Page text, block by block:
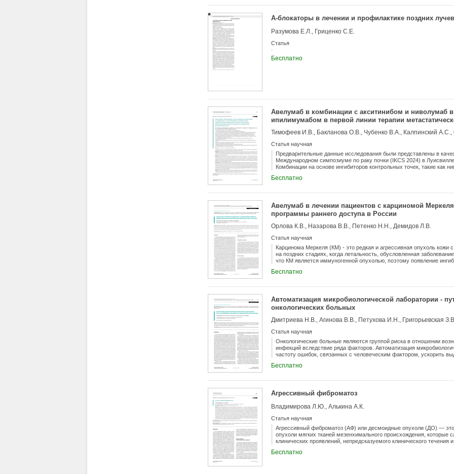
А-блокаторы в лечении и профилактике поздних
Разумова Е.Л., Гриценко С.Е.
Статья
Бесплатно
Авелумаб в комбинации с акситинибом и ниволумаб
ипилимумабом в первой линии терапии
рака: ретроспективное когортное исследование
Статья научная
Предварительные данные исследования были представлены в
Международном симпозиуме по раку почки (IKCS 2024) в
Комбинации на основе ингибиторов контрольных точек, такие как
светлоклеточного почечно-клеточного рака (мПКР). Сведения о
исследование были включены 102 пациента с мПКР и
по исходным характеристикам, включая риск по IMDC и
точками были частота нежелательных явлений, связанных с
без прогрессирования (ВБП). Вторичные конечные точки включали
медиану общей выживаемости (ОВ). Результаты: Основные
мужчинами, в 61% случаев описывались хронические заболевания
всех НЯ была похожей в когортах Ниво-Ипи и Аве-Акси (62,7% и
степени (11,7% и 17,6%). При медиане времени наблюдения 22,6
была достоверно лучше по сравнению с двойной иммунотерапией
абсолютных цифрах была в пользу иммунотаргетной терапии
достигнута ни в одной из когорт. Выводы: Комбинации Ниво-Ипи и
прогнозом. Терапия Аве-Акси была ассоциирована со значимым
Бесплатно
Авелумаб в лечении пациентов с карциномой
программы раннего доступа в России
Орлова К.В., Назарова В.В., Петенко Н.Н., Демидов Л.В.
Статья научная
Карцинома Меркеля (КМ) - это редкая и агрессивная опухоль кожи
на поздних стадиях, когда летальность, обусловленная
что КМ является иммуногенной опухолью, поэтому появление
первые результаты применения в России анти-PD-L1 антитела
Бесплатно
Автоматизация микробиологической лаборатории -
онкологических больных
Дмитриева Н.В., Агинова В.В., Петухова И.Н., Григорьевская
Статья научная
Онкологические больные являются группой риска в отношении
инфекций вследствие ряда факторов. Автоматизация
частоту ошибок, связанных с человеческим фактором, ускорить
Бесплатно
Агрессивный фиброматоз
Владимирова Л.Ю., Алькина А.К.
Статья научная
Агрессивный фиброматоз (АФ) или десмоидные опухоли (ДО) — это
опухоли мягких тканей мезенхимального происхождения, которые
клинических проявлений, непредсказуемого клинического течения
чем диагностика и опции лечения данной патологии существенно
Бесплатно